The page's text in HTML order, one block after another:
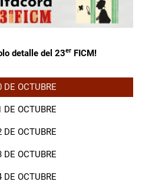
detalle del 23erFICM!
DE OCTUBRE
DE OCTUBRE
DE OCTUBRE
DE OCTUBRE
DE OCTUBRE